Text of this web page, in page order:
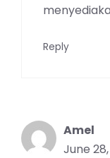
Reply
Amel
June